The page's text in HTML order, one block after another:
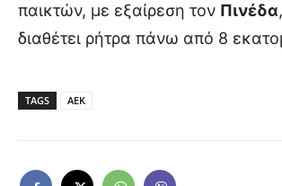
παικτών, με εξαίρεση τον Πινέδα
διαθέτει ρήτρα πάνω από 8
TAGS ΑΕΚ